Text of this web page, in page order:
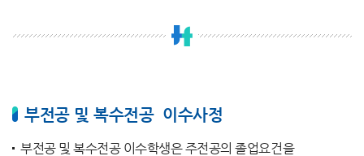
부전공 및 복수전공 이수사정
부전공 및 복수전공 이수학생은 주전공의 졸업요건을